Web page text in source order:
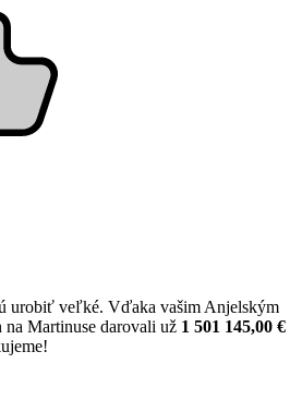
urobiť veľké. Vďaka vašim Anjelským
Martinuse darovali už 1 501 145,00 €